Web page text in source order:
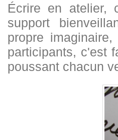
Écrire en atelier,
support
propre
participants, c'est
poussant chacun